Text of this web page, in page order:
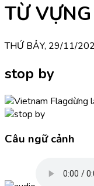
TỪ
THỨ BẢY, 29/11/
stop by
dừng
Câu ngữ cảnh